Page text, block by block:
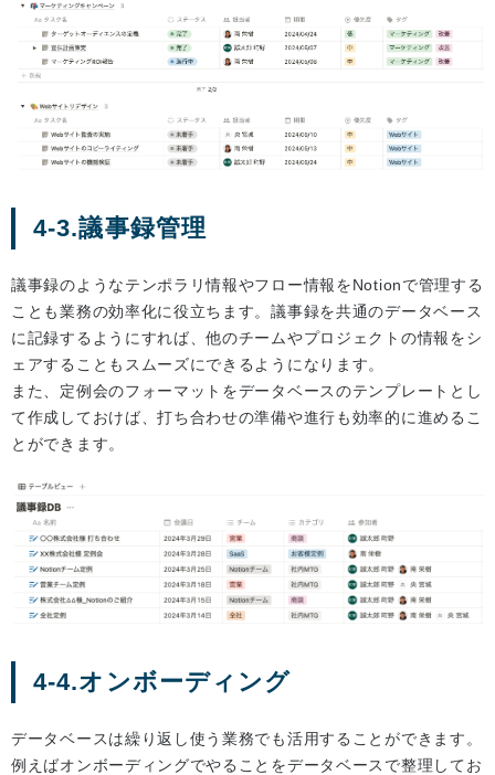
4-3.議事録管理
議事録のようなテンポラリ情報やフロー情報をNotionで管理する
ことも業務の効率化に役立ちます。議事録を共通のデータベース
に記録するようにすれば、他のチームやプロジェクトの情報をシ
ェアすることもスムーズにできるようになります。
また、定例会のフォーマットをデータベースのテンプレートとし
て作成しておけば、打ち合わせの準備や進行も効率的に進めるこ
とができます。
4-4.オンボーディング
データベースは繰り返し使う業務でも活用することができます。
例えばオンボーディングでやることをデータベースで整理してお